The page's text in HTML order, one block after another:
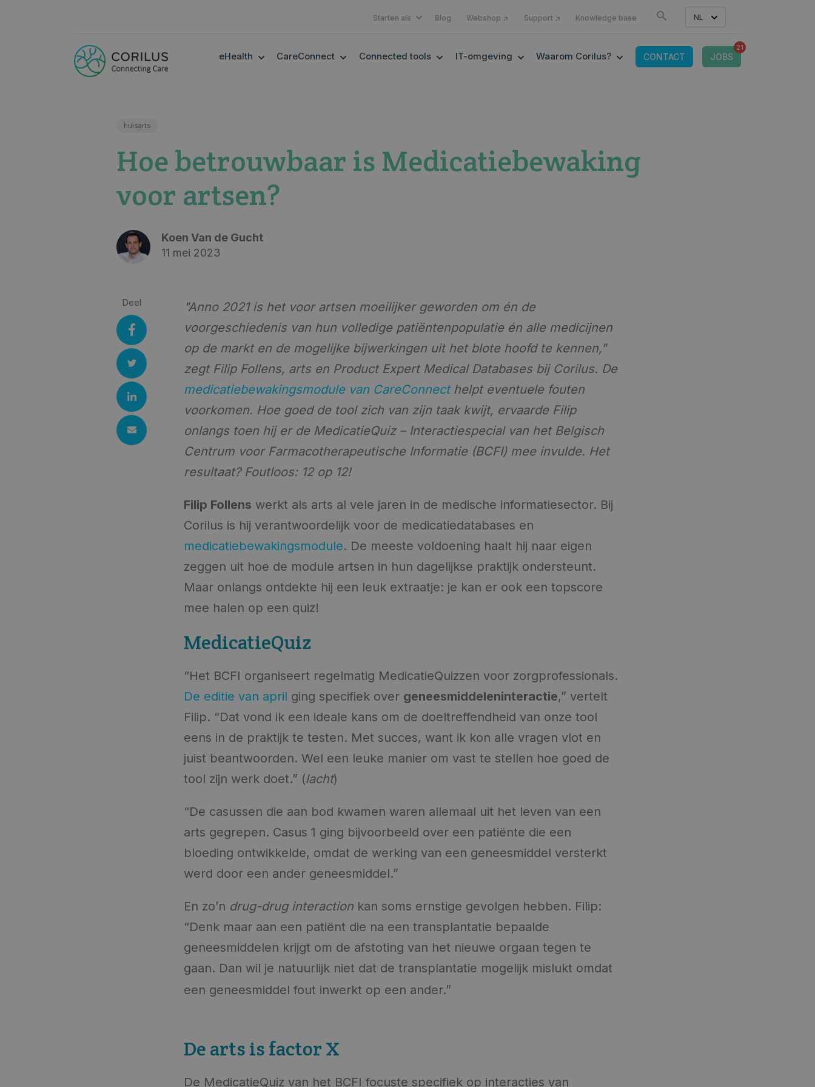
Starten als SHOW SUBMENU FOR STARTEN ALS
Blog Webshop ↗ Support ↗ Knowledge base NL
eHealth SHOW SUBMENU FOR EHEALTH
CareConnect SHOW SUBMENU FOR CARECONNECT
Connected tools SHOW SUBMENU FOR CONNECTED TOOLS
IT-omgeving SHOW SUBMENU FOR IT-OMGEVING
Waarom Corilus? SHOW SUBMENU FOR WAAROM CORILUS?
CONTACT JOBS
21
huisarts
Hoe betrouwbaar is Medicatiebewaking
voor artsen?
Koen Van de Gucht
11 mei 2023
Deel
"Anno 2021 is het voor artsen moeilijker geworden om én de
voorgeschiedenis van hun volledige patiëntenpopulatie én alle medicijnen
op de markt en de mogelijke bijwerkingen uit het blote hoofd te kennen,"
zegt Filip Follens, arts en Product Expert Medical Databases bij Corilus. De
medicatiebewakingsmodule van CareConnecthelpt eventuele fouten
voorkomen. Hoe goed de tool zich van zijn taak kwijt, ervaarde Filip
onlangs toen hij er de MedicatieQuiz – Interactiespecial van het Belgisch
Centrum voor Farmacotherapeutische Informatie (BCFI) mee invulde. Het
resultaat? Foutloos: 12 op 12!
Filip Follens werkt als arts al vele jaren in de medische informatiesector. Bij
Corilus is hij verantwoordelijk voor de medicatiedatabases en
medicatiebewakingsmodule. De meeste voldoening haalt hij naar eigen
zeggen uit hoe de module artsen in hun dagelijkse praktijk ondersteunt.
Maar onlangs ontdekte hij een leuk extraatje: je kan er ook een topscore
mee halen op een quiz!
MedicatieQuiz
“Het BCFI organiseert regelmatig MedicatieQuizzen voor zorgprofessionals.
De editie van april ging specifiek over geneesmiddeleninteractie,” vertelt
Filip. “Dat vond ik een ideale kans om de doeltreffendheid van onze tool
eens in de praktijk te testen. Met succes, want ik kon alle vragen vlot en
juist beantwoorden. Wel een leuke manier om vast te stellen hoe goed de
tool zijn werk doet.” (lacht)
“De casussen die aan bod kwamen waren allemaal uit het leven van een
arts gegrepen. Casus 1 ging bijvoorbeeld over een patiënte die een
bloeding ontwikkelde, omdat de werking van een geneesmiddel versterkt
werd door een ander geneesmiddel.”
En zo’n drug-drug interaction kan soms ernstige gevolgen hebben. Filip:
“Denk maar aan een patiënt die na een transplantatie bepaalde
geneesmiddelen krijgt om de afstoting van het nieuwe orgaan tegen te
gaan. Dan wil je natuurlijk niet dat de transplantatie mogelijk mislukt omdat
een geneesmiddel fout inwerkt op een ander.”
De arts is factor X
De MedicatieQuiz van het BCFI focuste specifiek op interacties van